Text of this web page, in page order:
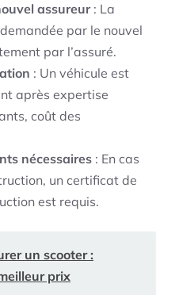
assureur: La
par le nouvel
par l’assuré.
: Un véhicule est
après expertise
coût des
nécessaires : En cas
un certificat de
est requis.
un scooter :
prix